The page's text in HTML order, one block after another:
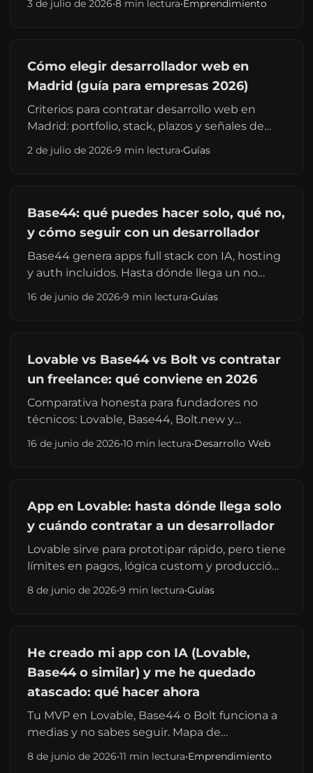
pagos, legal, tiendas y más.
3 de julio de 2026•8 min lectura•Emprendimiento
Cómo elegir desarrollador web en
Madrid (guía para empresas 2026)
Criterios para contratar desarrollo web en
Madrid: portfolio, stack, plazos y señales de
alerta. Sin confundir con una tabla de precios
— eso es otro artículo.
2 de julio de 2026•9 min lectura•Guías
Base44: qué puedes hacer solo, qué no,
y cómo seguir con un desarrollador
Base44 genera apps full stack con IA, hosting
y auth incluidos. Hasta dónde llega un no
técnico, límites de personalización y cuándo
escalar con un freelance en España.
16 de junio de 2026•9 min lectura•Guías
Lovable vs Base44 vs Bolt vs contratar
un freelance: qué conviene en 2026
Comparativa honesta para fundadores no
técnicos: Lovable, Base44, Bolt.new y
contratar un freelance. Tabla por perfil,
presupuesto y horizonte a 12 meses.
16 de junio de 2026•10 min lectura•Desarrollo Web
App en Lovable: hasta dónde llega solo
y cuándo contratar a un desarrollador
Lovable sirve para prototipar rápido, pero tiene
límites en pagos, lógica custom y producción.
Señales de tope, coste de créditos y cuándo
conviene un freelance en España.
8 de junio de 2026•9 min lectura•Guías
He creado mi app con IA (Lovable,
Base44 o similar) y me he quedado
atascado: qué hacer ahora
Tu MVP en Lovable, Base44 o Bolt funciona a
medias y no sabes seguir. Mapa de
situaciones, cuándo pedir ayuda a un
desarrollador y enlaces a guías por
8 de junio de 2026•11 min lectura•Emprendimiento